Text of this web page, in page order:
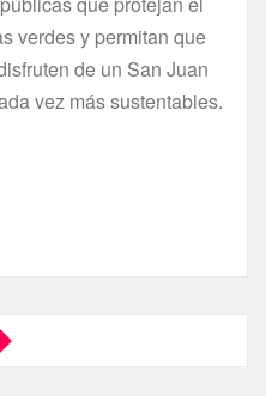
verdes y permitan que
de un San Juan
vez más sustentables.